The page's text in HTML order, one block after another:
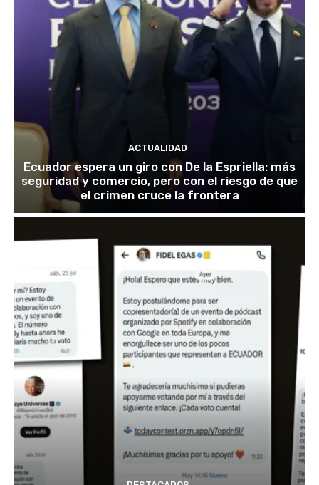
ACTUALIDAD
Ecuador espera un giro con De la Espriella: más
seguridad y comercio, pero con el riesgo de que
el crimen cruce la frontera